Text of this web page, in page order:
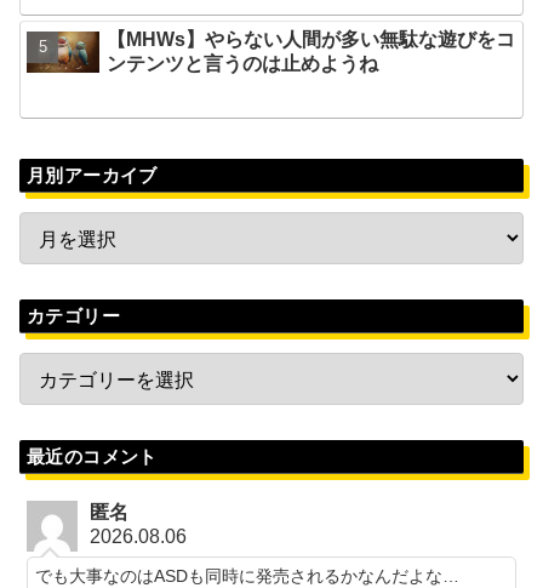
【MHWs】やらない人間が多い無駄な遊びをコ
ンテンツと言うのは止めようね
月別アーカイブ
カテゴリー
最近のコメント
匿名
2026.08.06
でも大事なのはASDも同時に発売されるかなんだよな…